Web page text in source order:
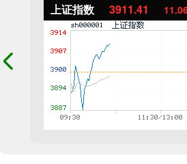
上证指数 3911.41